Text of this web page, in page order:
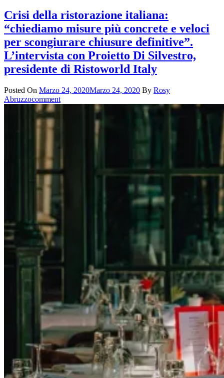
Crisi della ristorazione italiana:
“chiediamo misure più concrete e veloci
per scongiurare chiusure definitive”.
L’intervista con Proietto Di Silvestro,
presidente di Ristoworld Italy
Posted On Marzo 24, 2020Marzo 24, 2020 By Rosy
Abruzzocomment